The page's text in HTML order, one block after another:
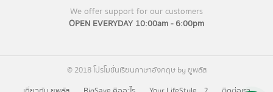
We offer support for our customers
OPEN EVERYDAY 10:00am - 6:00pm
© 2018 โปรโมชั่นเรียนภาษาอังกฤษ by ยูพลัส